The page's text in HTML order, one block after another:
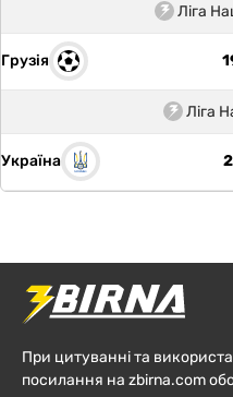
Ліга
Грузія
Ліга
Україна
При цитуванні та
посилання на zbirna.com